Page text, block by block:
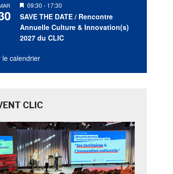
Mis
en
avant
09:30 - 17:30
SAVE THE DATE / Rencontre
Annuelle Culture & Innovation(s)
2027 du CLIC
le calendrier
CLIC